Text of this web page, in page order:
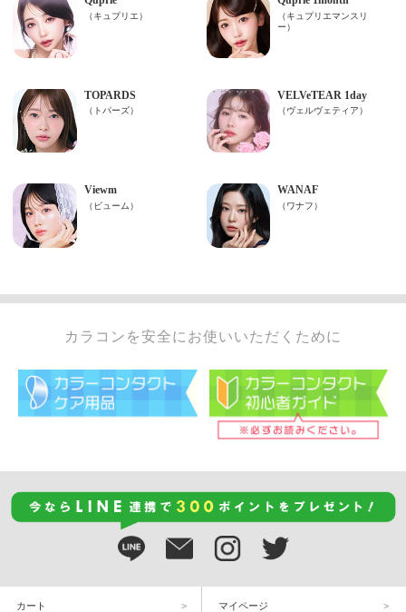
カラコンを安全にお使いいただくために
カート マイページ